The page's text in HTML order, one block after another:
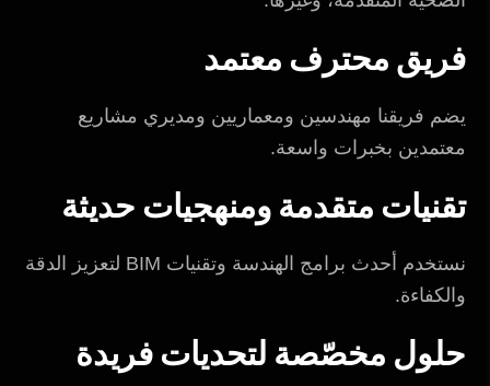
فريق محترف معتمد
يضم فريقنا مهندسين ومعماريين ومديري مشاريع
معتمدين بخبرات واسعة.
تقنيات متقدمة ومنهجيات حديثة
نستخدم أحدث برامج الهندسة وتقنيات BIM لتعزيز الدقة
والكفاءة.
حلول مخصّصة لتحديات فريدة